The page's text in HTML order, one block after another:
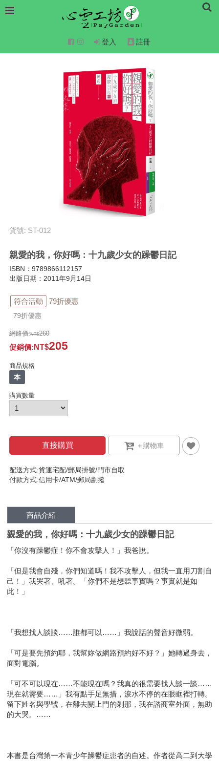
登入 註冊
貨號: ST-012
親愛的我，你好嗎：十九歲少女的躁鬱日記
ISBN：9789866112157
出版日期：2011年9月14日
符合活動 79折優惠
79折優惠
網路價: 260
促銷價: 205
商品規格
本
購買數量
直接購買
配送方式:貨運宅配/郵局掛號/門市自取
付款方式:信用卡/ATM/郵局劃撥
商品介紹
親愛的我，你好嗎：十九歲少女的躁鬱日記
「你沒有躁鬱症！你不會攻擊人！」我爸說。
「但是我會自殘，你們知道嗎！我不攻擊人，但我一直用刀割自
己！」我哭著、吼著。「你們不是想聽事實嗎？事實就是如
此！」
「我想找人談談……誰都可以……」我說話的聲音好微弱。
「可是要先預約耶，我幫妳做網路預約好不好？」她轉過身去，
面對電腦。
「可不可以現在……不能現在嗎？我真的很需要找人談一談……
現在就需要……」我有點手足無措，淚水不停的在眼眶裡打轉。
留下姓名與學號，在離去關上門的剎那，我在諮商室外面，無助
的大哭。……
本書是台灣第一本青少年躁鬱症患者的自述。作者從高二到大學